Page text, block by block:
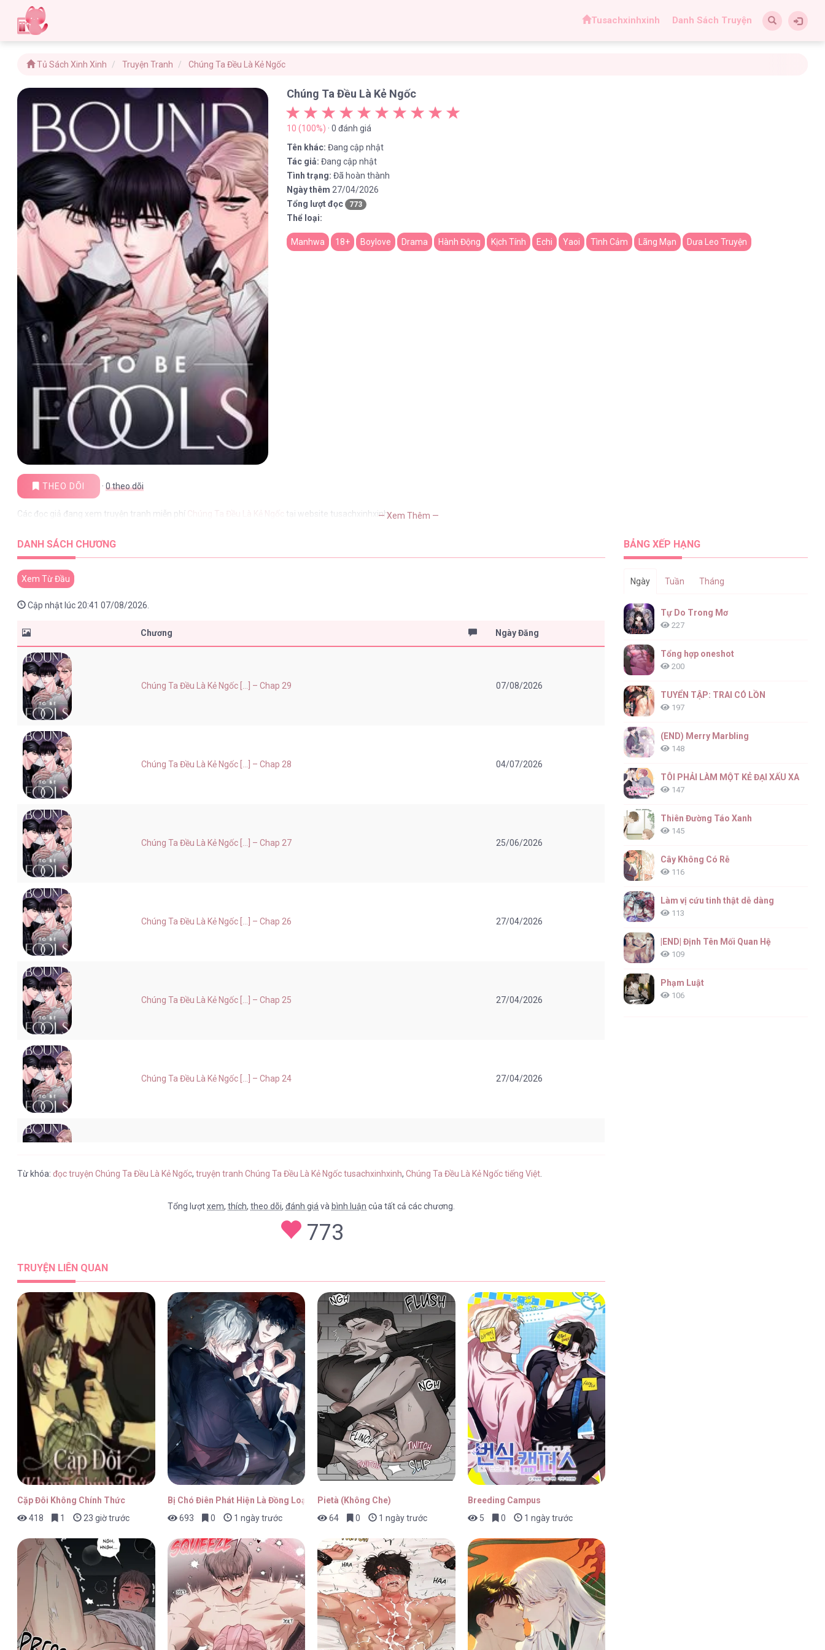
Tusachxinhxinh Danh Sách Truyện
Tủ Sách Xinh Xinh Truyện Tranh Chúng Ta Đều Là Kẻ Ngốc
Chúng Ta Đều Là Kẻ Ngốc
10 (100%) · 0 đánh giá
Tên khác: Đang cập nhật
Tác giả: Đang cập nhật
Tình trạng: Đã hoàn thành
Ngày thêm 27/04/2026
Tổng lượt đọc
773
Thể loại:
Manhwa 18+ Boylove Drama Hành Động Kịch Tính Echi Yaoi Tình Cảm Lãng Mạn Dưa Leo Truyện
THEO DÕI ·0theo dõi
Các đọc giả đang xem truyện tranh miễn phí Chúng Ta Đều Là Kẻ Ngốc tại website tusachxinhxinh— Xem Thêm —
DANH SÁCH CHƯƠNG
Xem Từ Đầu
Cập nhật lúc 20:41 07/08/2026.
Chương Ngày Đăng
Chúng Ta Đều Là Kẻ Ngốc [...] – Chap 29 07/08/2026
Chúng Ta Đều Là Kẻ Ngốc [...] – Chap 28 04/07/2026
Chúng Ta Đều Là Kẻ Ngốc [...] – Chap 27 25/06/2026
Chúng Ta Đều Là Kẻ Ngốc [...] – Chap 26 27/04/2026
Chúng Ta Đều Là Kẻ Ngốc [...] – Chap 25 27/04/2026
Chúng Ta Đều Là Kẻ Ngốc [...] – Chap 24 27/04/2026
Chúng Ta Đều Là Kẻ Ngốc [...] – Chap 22
Chúng Ta Đều Là Kẻ Ngốc [...] – Chap 21 27/04/2026
Chúng Ta Đều Là Kẻ Ngốc [...] – Chap 20 27/04/2026
Chúng Ta Đều Là Kẻ Ngốc [...] – Chap 19 27/04/2026
Chúng Ta Đều Là Kẻ Ngốc [...] – Chap 18
Chúng Ta Đều Là Kẻ Ngốc [...] – Chap 17 27/04/2026
Từ khóa:đọc truyện Chúng Ta Đều Là Kẻ Ngốc,truyện tranh Chúng Ta Đều Là Kẻ Ngốc tusachxinhxinh,Chúng Ta Đều Là Kẻ Ngốc tiếng Việt
Tổng lượtxem,thích,theo dõi,đánh giá và bình luận của tất cả các chương.
773
TRUYỆN LIÊN QUAN
Cặp Đôi Không Chính Thức
418
1 23 giờ trước
Bị Chó Điên Phát Hiện Là Đồng Loại
693
0 1 ngày trước
Pietà (Không Che)
64
0 1 ngày trước
Breeding Campus
5
0 1 ngày trước
BẢNG XẾP HẠNG
Ngày Tuần Tháng
Tự Do Trong Mơ
227
Tổng hợp oneshot
200
TUYỂN TẬP: TRAI CÓ LỒN
197
(END) Merry Marbling
148
TÔI PHẢI LÀM MỘT KẺ ĐẠI XẤU XA
147
Thiên Đường Táo Xanh
145
Cây Không Có Rễ
116
Làm vị cứu tinh thật dễ dàng
113
|END| Định Tên Mối Quan Hệ
109
Phạm Luật
106